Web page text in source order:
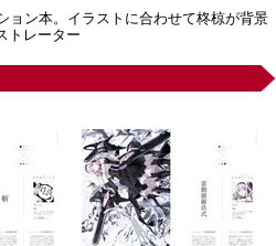
ョン本。イラストに合わせて柊椋が背景
トレーター